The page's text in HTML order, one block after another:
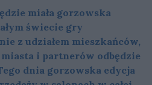
miała gorzowska
świecie gry
z udziałem mieszkańców,
i partnerów odbędzie
dnia gorzowska edycja